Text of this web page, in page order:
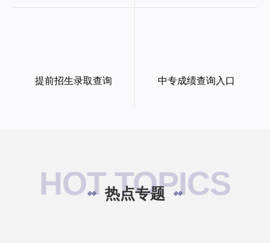
提前招生录取查询 中专成绩查询入口
HOT TOPICS
热点专题